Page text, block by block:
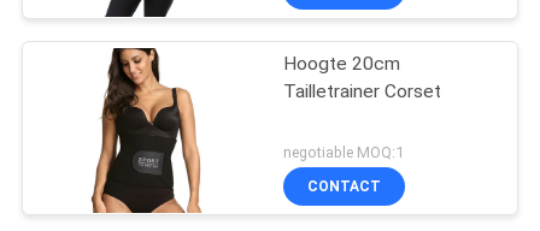
Hoogte 20cm
Tailletrainer Corset
negotiable MOQ:1
CONTACT